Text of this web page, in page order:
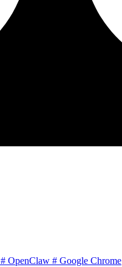
# OpenClaw # Google Chrome